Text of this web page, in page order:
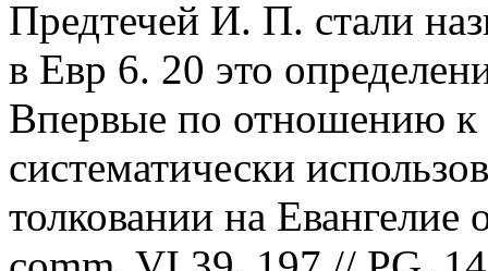
Предтечей И. П. стали
в Евр 6. 20 это
Впервые по отношению к
систематически
толковании на